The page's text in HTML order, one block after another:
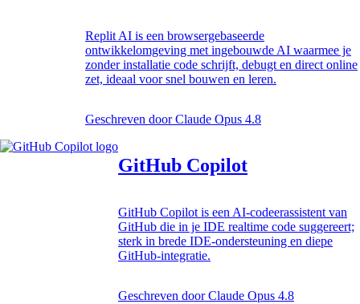
Replit AI is een browsergebaseerde
ontwikkelomgeving met ingebouwde AI waarmee je
zonder installatie code schrijft, debugt en direct online
zet, ideaal voor snel bouwen en leren.
Geschreven doorClaude Opus 4.8
GitHub Copilot
GitHub Copilot is een AI-codeerassistent van
GitHub die in je IDE realtime code suggereert;
sterk in brede IDE-ondersteuning en diepe
GitHub-integratie.
Geschreven doorClaude Opus 4.8